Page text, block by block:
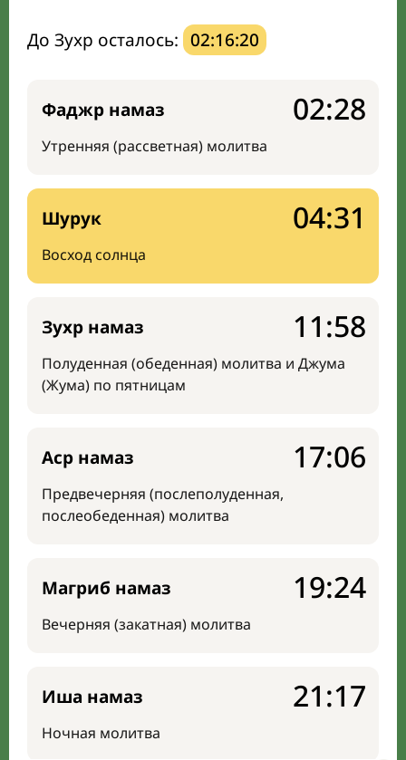
До Зухр осталось: 02:16:19
Фаджр намаз
Утренняя (рассветная) молитва
02:28
Шурук
Восход солнца
04:31
Зухр намаз
Полуденная (обеденная) молитва и Джума
(Жума) по пятницам
11:58
Аср намаз
Предвечерняя (послеполуденная,
послеобеденная) молитва
17:06
Магриб намаз
Вечерняя (закатная) молитва
19:24
Иша намаз
Ночная молитва
21:17